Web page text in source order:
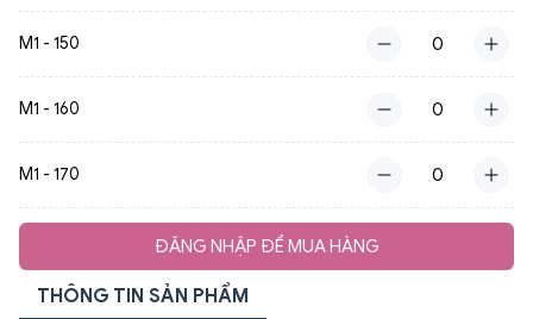
M1 - 150
M1 - 160
M1 - 170
ĐĂNG NHẬP ĐỂ MUA HÀNG
THÔNG TIN SẢN PHẨM